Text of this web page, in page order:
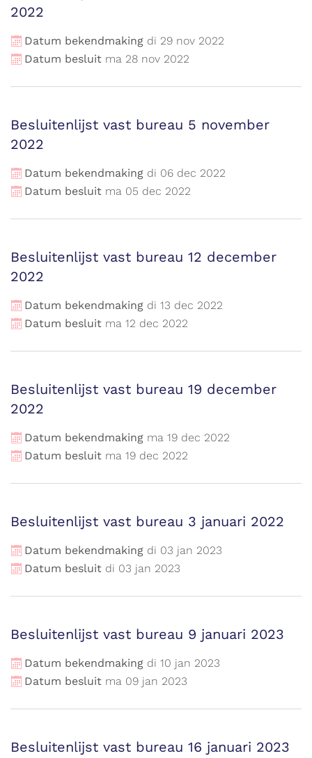
2022
Datum bekendmaking di 29 nov 2022
Datum besluit ma 28 nov 2022
Besluitenlijst vast bureau 5 november
2022
Datum bekendmaking di 06 dec 2022
Datum besluit ma 05 dec 2022
Besluitenlijst vast bureau 12 december
2022
Datum bekendmaking di 13 dec 2022
Datum besluit ma 12 dec 2022
Besluitenlijst vast bureau 19 december
2022
Datum bekendmaking ma 19 dec 2022
Datum besluit ma 19 dec 2022
Besluitenlijst vast bureau 3 januari 2022
Datum bekendmaking di 03 jan 2023
Datum besluit di 03 jan 2023
Besluitenlijst vast bureau 9 januari 2023
Datum bekendmaking di 10 jan 2023
Datum besluit ma 09 jan 2023
Besluitenlijst vast bureau 16 januari 2023